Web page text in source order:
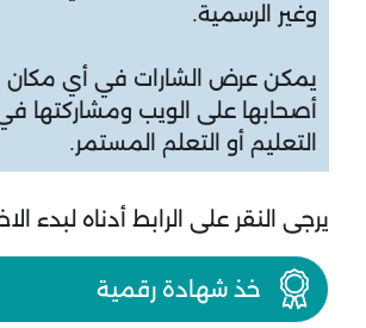
وغير الرسمية.
يمكن عرض الشارات في أي مكان
أصحابها على الويب ومشاركتها
التعليم أو التعلم المستمر.
يرجى النقر على الرابط أدناه لبدء
خذ شهادة رقمية